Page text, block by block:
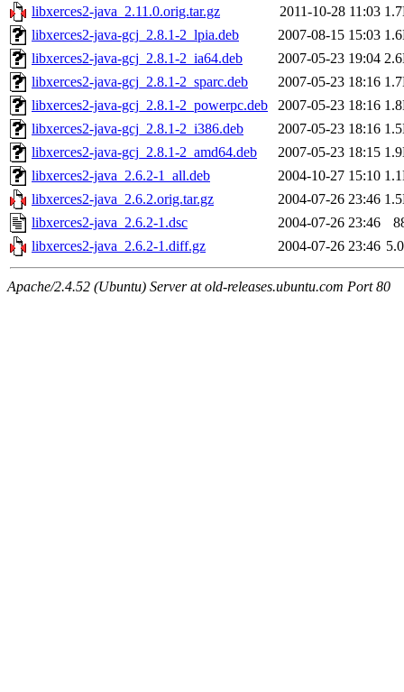
libxerces2-java_2.11.0.orig.tar.gz
2011-10-28 11:03
libxerces2-java-gcj_2.8.1-2_lpia.deb
2007-08-15 15:03
libxerces2-java-gcj_2.8.1-2_ia64.deb
2007-05-23 19:04
libxerces2-java-gcj_2.8.1-2_sparc.deb
2007-05-23 18:16
libxerces2-java-gcj_2.8.1-2_powerpc.deb
2007-05-23 18:16
libxerces2-java-gcj_2.8.1-2_i386.deb
2007-05-23 18:16
libxerces2-java-gcj_2.8.1-2_amd64.deb
2007-05-23 18:15
libxerces2-java_2.6.2-1_all.deb
2004-10-27 15:10
libxerces2-java_2.6.2.orig.tar.gz
2004-07-26 23:46
libxerces2-java_2.6.2-1.dsc
2004-07-26 23:46
libxerces2-java_2.6.2-1.diff.gz
2004-07-26 23:46
Apache/2.4.52 (Ubuntu) Server at old-releases.ubuntu.com Port 80